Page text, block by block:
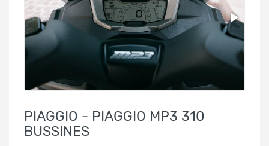
PIAGGIO - PIAGGIO MP3 310
BUSSINES